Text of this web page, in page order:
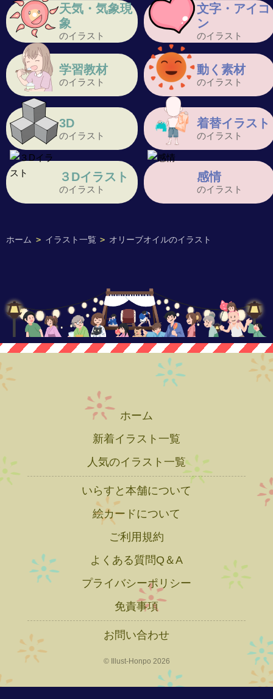
ホーム > イラスト一覧 > オリーブオイルのイラスト
天気・気象現
象
のイラスト
文字・アイコ
ン
のイラスト
学習教材
のイラスト
動く素材
のイラスト
3D
のイラスト
着替イラスト
のイラスト
３Dイラスト
のイラスト
感情
のイラスト
ホーム
新着イラスト一覧
人気のイラスト一覧
いらすと本舗について
絵カードについて
ご利用規約
よくある質問Q＆A
プライバシーポリシー
免責事項
お問い合わせ
© Illust-Honpo 2026